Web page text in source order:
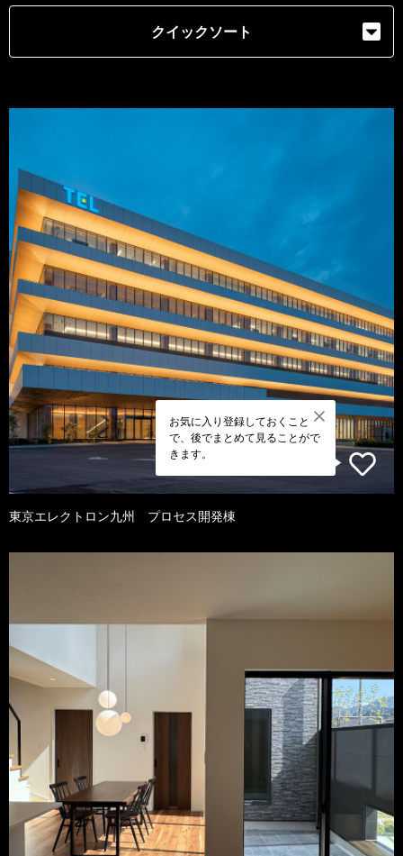
クイックソート
お気に入り登録しておくこと
で、後でまとめて見ることがで
きます。
東京エレクトロン九州 プロセス開発棟